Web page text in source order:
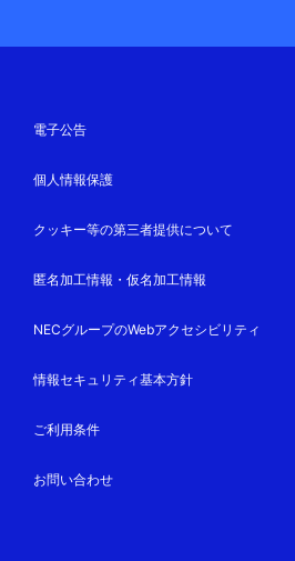
電子公告
個人情報保護
クッキー等の第三者提供について
匿名加工情報・仮名加工情報
NECグループのWebアクセシビリティ
情報セキュリティ基本方針
ご利用条件
お問い合わせ